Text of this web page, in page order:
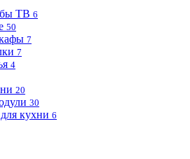
ТВ 6
50
7
7
4
20
30
кухни 6